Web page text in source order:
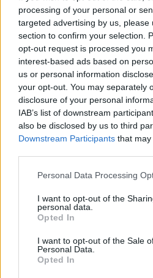
processing of your personal or
targeted advertising by us, please
section to confirm your selection.
opt-out request is processed you
interest-based ads based on
us or personal information
your opt-out. You may separately
disclosure of your personal
IAB’s list of downstream
also be disclosed by us to third
Downstream Participants that
Personal Data Processing
I want to opt-out of the
personal data.
Opted In
I want to opt-out of the Sale
Personal Data.
Opted In
Pripravte vašu pokožku
na sychravé dni
HODNOTENIE
Objednávala som po prvý
krát cez váš obchod. Tovar
bol doručený včas a v
poriadku . Prvá skúsenosť
Renata H.